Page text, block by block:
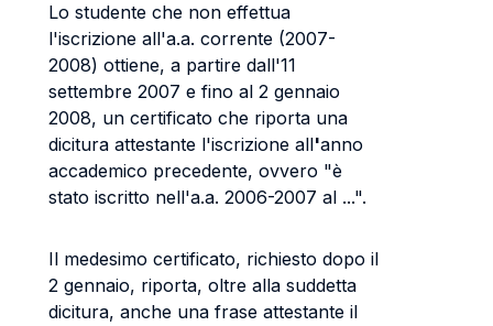
Lo studente che non effettua
l'iscrizione all'a.a. corrente (2007-
2008) ottiene, a partire dall'11
settembre 2007 e fino al 2 gennaio
2008, un certificato che riporta una
dicitura attestante l'iscrizione all'anno
accademico precedente, ovvero "è
stato iscritto nell'a.a. 2006-2007 al ...".
Il medesimo certificato, richiesto dopo il
2 gennaio, riporta, oltre alla suddetta
dicitura, anche una frase attestante il